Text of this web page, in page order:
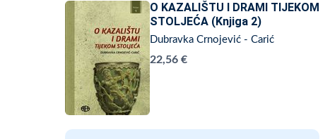
O KAZALIŠTU I DRAMI TIJEKOM
STOLJEĆA (Knjiga 2)
Dubravka Crnojević - Carić
22,56 €